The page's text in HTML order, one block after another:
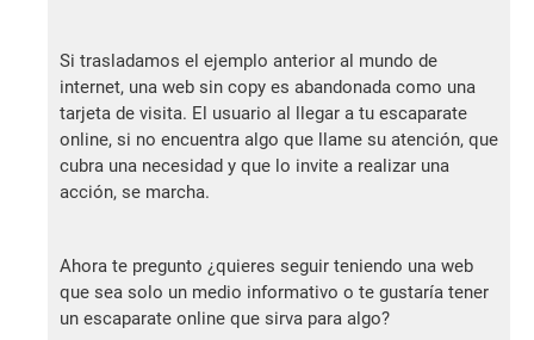
Si trasladamos el ejemplo anterior al mundo de
internet, una web sin copy es abandonada como una
tarjeta de visita. El usuario al llegar a tu escaparate
online, si no encuentra algo que llame su atención, que
cubra una necesidad y que lo invite a realizar una
acción, se marcha.
Ahora te pregunto ¿quieres seguir teniendo una web
que sea solo un medio informativo o te gustaría tener
un escaparate online que sirva para algo?